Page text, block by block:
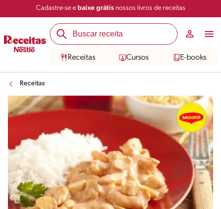
Cadastre-se e baixe grátisnossos livros de receitas
Receitas Cursos E-books
Receitas
Salvar Compartilhar